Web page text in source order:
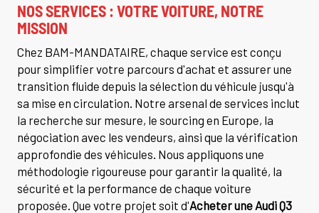
NOS SERVICES : VOTRE VOITURE, NOTRE
MISSION
Chez BAM-MANDATAIRE, chaque service est conçu
pour simplifier votre parcours d'achat et assurer une
transition fluide depuis la sélection du véhicule jusqu'à
sa mise en circulation. Notre arsenal de services inclut
la recherche sur mesure, le sourcing en Europe, la
négociation avec les vendeurs, ainsi que la vérification
approfondie des véhicules. Nous appliquons une
méthodologie rigoureuse pour garantir la qualité, la
sécurité et la performance de chaque voiture
proposée. Que votre projet soit d'Acheter une Audi Q3